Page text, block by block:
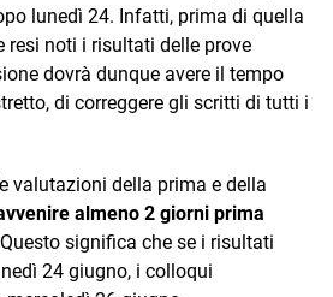
lunedì 24. Infatti, prima di quella
resi noti i risultati delle prove
dovrà dunque avere il tempo
di correggere gli scritti di tutti i
valutazioni della prima e della
almeno 2 giorni prima
significa che se i risultati
24 giugno, i colloqui